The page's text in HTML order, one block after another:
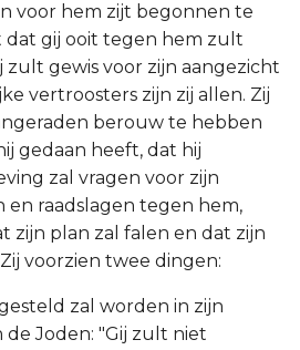
voor hem zijt begonnen te
dat gij ooit tegen hem zult
gewis voor zijn aangezicht
vertroosters zijn zij allen. Zij
berouw te hebben
gedaan heeft, dat hij
zal vragen voor zijn
raadslagen tegen hem,
zijn plan zal falen en dat zijn
voorzien twee dingen:
zal worden in zijn
Joden: "Gij zult niet